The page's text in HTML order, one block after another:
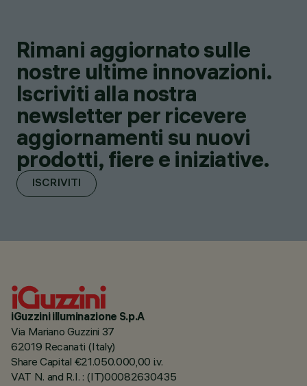
Rimani aggiornato sulle
nostre ultime innovazioni.
Iscriviti alla nostra
newsletter per ricevere
aggiornamenti su nuovi
prodotti, fiere e iniziative.
ISCRIVITI
iGuzzini illuminazione S.p.A
Via Mariano Guzzini 37
62019 Recanati (Italy)
Share Capital €21.050.000,00 i.v.
VAT N. and R.I. : (IT)00082630435